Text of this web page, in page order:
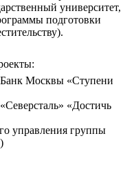
университет,
подготовки
Москвы «Ступени
«Достичь
управления группы